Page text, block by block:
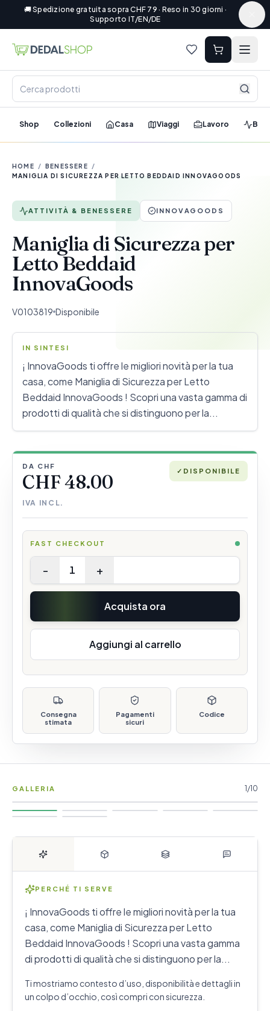
🚚 Spedizione gratuita sopra CHF 79 · Reso in 30 giorni ·
Supporto IT/EN/DE
Shop Collezioni Casa Viaggi Lavoro
HOME / BENESSERE
/
MANIGLIA DI SICUREZZA PER LETTO BEDDAID INNOVAGOODS
ATTIVITÀ & BENESSERE INNOVAGOODS
Maniglia di Sicurezza per
Letto Beddaid
InnovaGoods
V0103819 Disponibile
IN SINTESI
¡ InnovaGoods ti offre le migliori novità per la tua
casa, come Maniglia di Sicurezza per Letto
Beddaid InnovaGoods ! Scopri una vasta gamma di
prodotti di qualità che si distinguono per la...
DA CHF
CHF 48.00
IVA INCL.
✓ DISPONIBILE
FAST CHECKOUT
- 1 +
Acquista ora
Aggiungi al carrello
Consegna
stimata
Pagamenti
sicuri
Codice
GALLERIA 1 /10
PERCHÉ TI SERVE
¡ InnovaGoods ti offre le migliori novità per la tua
casa, come Maniglia di Sicurezza per Letto
Beddaid InnovaGoods ! Scopri una vasta gamma
di prodotti di qualità che si distinguono per la...
Ti mostriamo contesto d’uso, disponibilità e dettagli in
un colpo d’occhio, così compri con sicurezza.